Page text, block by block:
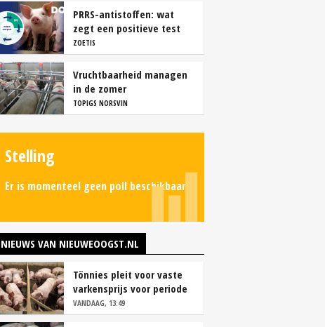
PRRS-antistoffen: wat
zegt een positieve test
echt?
ZOETIS
Vruchtbaarheid managen
in de zomer
TOPIGS NORSVIN
Stelling
Er is momenteel geen poll beschikbaar.
NIEUWS VAN NIEUWEOOGST.NL
Tönnies pleit voor vaste
varkensprijs voor periode
van zes maanden
VANDAAG, 13:49